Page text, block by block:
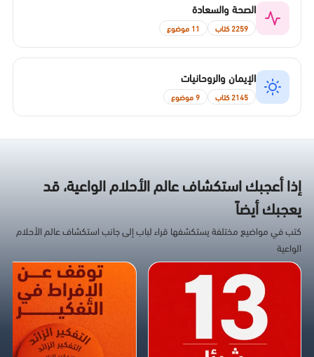
الصحة والسعادة
2259 كتاب 11 موضوع
الإيمان والروحانيات
2145 كتاب 9 موضوع
إذا أعجبك استكشاف عالم الأحلام الواعية، قد
يعجبك أيضاً
كتب في مواضيع مختلفة يستكشفها قراء لباب إلى جانب استكشاف عالم الأحلام
الواعية